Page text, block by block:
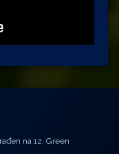
na 12. Green